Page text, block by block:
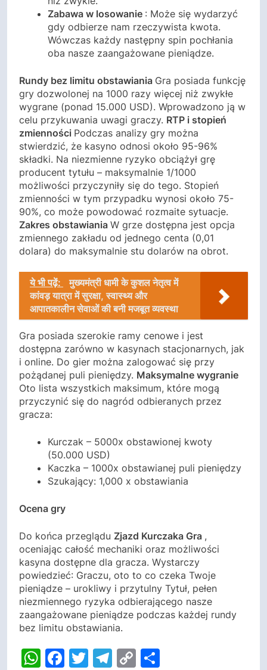
Zabawa w losowanie : Może się wydarzyć
gdy odbierze nam rzeczywista kwota.
Wówczas każdy następny spin pochłania
oba nasze zaangażowane pieniądze.
Rundy bez limitu obstawiania Gra posiada funkcję
gry dozwolonej na 1000 razy więcej niż zwykłe
wygrane (ponad 15.000 USD). Wprowadzono ją w
celu przykuwania uwagi graczy. RTP i stopień
zmienności Podczas analizy gry można
stwierdzić, że kasyno odnosi około 95-96%
składki. Na niezmienne ryzyko obciążył grę
producent tytułu – maksymalnie 1/1000
możliwości przyczyniły się do tego. Stopień
zmienności w tym przypadku wynosi około 75-
90%, co może powodować rozmaite sytuacje.
Zakres obstawiania W grze dostępna jest opcja
zmiennego zakładu od jednego centa (0,01
dolara) do maksymalnie stu dolarów na obrot.
ये भी पढ़ें:
मुख्यमंत्री धामी के कुशल नेतृत्व में
कांवड़ यात्रा में सुरक्षा, स्वास्थ्य और
आपातकालीन सेवाओं की बनी मजबूत व्यवस्था
Gra posiada szerokie ramy cenowe i jest
dostępna zarówno w kasynach stacjonarnych, jak
i online. Do gier można zalogować się przy
pożądanej puli pieniędzy. Maksymalne wygranie
Oto lista wszystkich maksimum, które mogą
przyczynić się do nagród odbieranych przez
gracza:
Kurczak – 5000x obstawionej kwoty
(50.000 USD)
Kaczka – 1000x obstawianej puli pieniędzy
Szukający: 1,000 x obstawiania
Ocena gry
Do końca przeglądu Zjazd Kurczaka Gra ,
oceniając całość mechaniki oraz możliwości
kasyna dostępne dla gracza. Wystarczy
powiedzieć: Graczu, oto to co czeka Twoje
pieniądze – urokliwy i przytulny Tytuł, pełen
niezmiennego ryzyka odbierającego nasze
zaangażowane pieniądze podczas każdej rundy
bez limitu obstawiania.
WhatsApp
Facebook
Twitter
Telegram
Copy